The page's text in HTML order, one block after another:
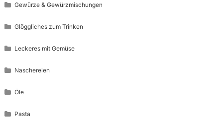
Gewürze & Gewürzmischungen
Glöggliches zum Trinken
Leckeres mit Gemüse
Naschereien
Öle
Pasta